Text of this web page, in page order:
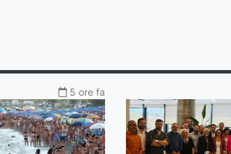
5 ore fa